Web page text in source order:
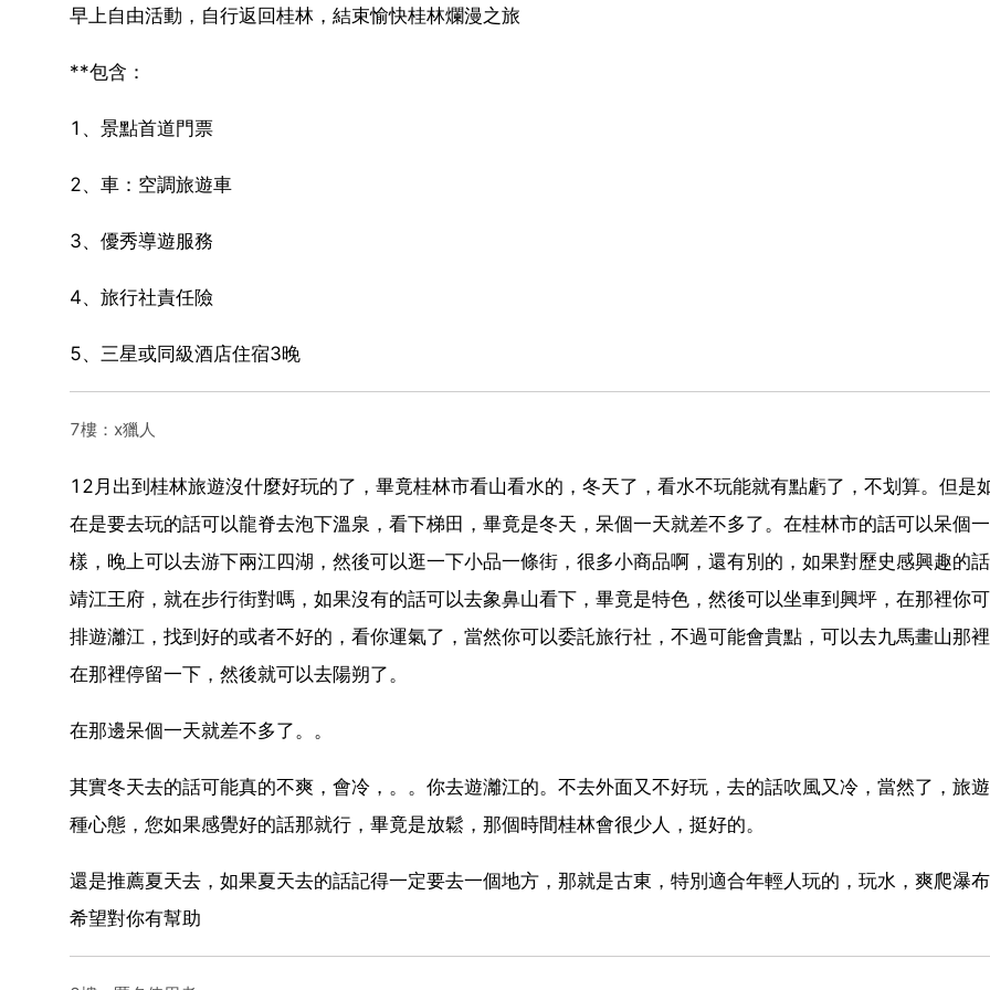
早上自由活動，自行返回桂林，結束愉快桂林爛漫之旅
**包含：
1、景點首道門票
2、車：空調旅遊車
3、優秀導遊服務
4、旅行社責任險
5、三星或同級酒店住宿3晚
7樓：x獵人
12月出到桂林旅遊沒什麼好玩的了，畢竟桂林市看山看水的，冬天了，看水不玩能就有點虧了，不划算。但是
在是要去玩的話可以龍脊去泡下溫泉，看下梯田，畢竟是冬天，呆個一天就差不多了。在桂林市的話可以呆個
樣，晚上可以去游下兩江四湖，然後可以逛一下小品一條街，很多小商品啊，還有別的，如果對歷史感興趣的
靖江王府，就在步行街對嗎，如果沒有的話可以去象鼻山看下，畢竟是特色，然後可以坐車到興坪，在那裡你
排遊灕江，找到好的或者不好的，看你運氣了，當然你可以委託旅行社，不過可能會貴點，可以去九馬畫山那
在那裡停留一下，然後就可以去陽朔了。
在那邊呆個一天就差不多了。。
其實冬天去的話可能真的不爽，會冷，。。你去遊灕江的。不去外面又不好玩，去的話吹風又冷，當然了，旅
種心態，您如果感覺好的話那就行，畢竟是放鬆，那個時間桂林會很少人，挺好的。
還是推薦夏天去，如果夏天去的話記得一定要去一個地方，那就是古東，特別適合年輕人玩的，玩水，爽爬瀑
希望對你有幫助